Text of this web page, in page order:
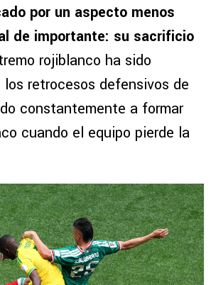
por un aspecto menos
de importante: su sacrificio
rojiblanco ha sido
retrocesos defensivos de
constantemente a formar
cuando el equipo pierde la